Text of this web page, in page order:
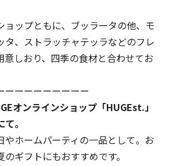
ョップともに、ブッラータの他、モ
タ、ストラッチャテッラなどのフレ
意しおり、四季の食材と合わせてお
ーーーーーーーーー
オンラインショップ「HUGEst.」
。
やホームパーティの一品として。お
ギフトにもおすすめです。